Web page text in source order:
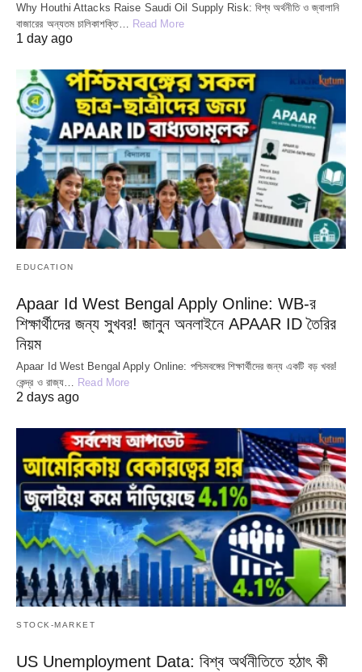
Why Houthi Attacks Raise Saudi Oil Supply Risk: বিশ্ব অর্থনীতি ও জ্বালানি
বাজারের অন্যতম চালিকাশক্তি…
Read More
1 day ago
EDUCATION
Apaar Id West Bengal Apply Online: WB-র
শিক্ষার্থীদের জন্য সুখবর! জানুন অনলাইনে APAAR ID তৈরির
নিয়ম
Apaar Id West Bengal Apply Online: পশ্চিমবঙ্গের শিক্ষার্থীদের জন্য একটি বড় খবর!
কেন্দ্র ও রাজ্য… Read More
2 days ago
STOCK-MARKET
US Unemployment Data: বিশ্ব অর্থনীতিতে হঠাৎ কী